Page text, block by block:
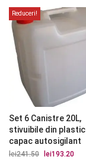
Reduceri!
Set 6 Canistre 20L,
stivuibile din
capac autosigilant
lei241.50
Prețul
lei193.20